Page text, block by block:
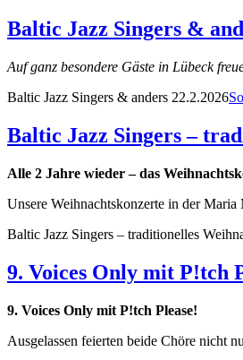
Baltic Jazz Singers &
Auf ganz besondere Gäste in Lübeck
Baltic Jazz Singers & anders 22.2.2026
Baltic Jazz Singers –
Alle 2 Jahre wieder – das
Unsere Weihnachtskonzerte in der
Baltic Jazz Singers – traditionelles
9. Voices Only mit P!tch
9. Voices Only mit P!tch Please!
Ausgelassen feierten beide Chöre nicht